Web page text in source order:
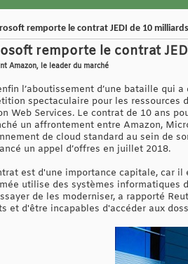
remporte le contrat JEDI de 10
remporte le contrat
Amazon, le leader du marché
l’aboutissement d’une bataille qui
spectaculaire pour les ressources
Web Services. Le contrat de 10 ans
un affrontement entre Amazon,
de cloud standard au sein de
un appel d’offres en juillet 2018.
est d'une importance capitale, car
utilise des systèmes informatiques
de les moderniser, a rapporté
et d'être incapables d'accéder aux